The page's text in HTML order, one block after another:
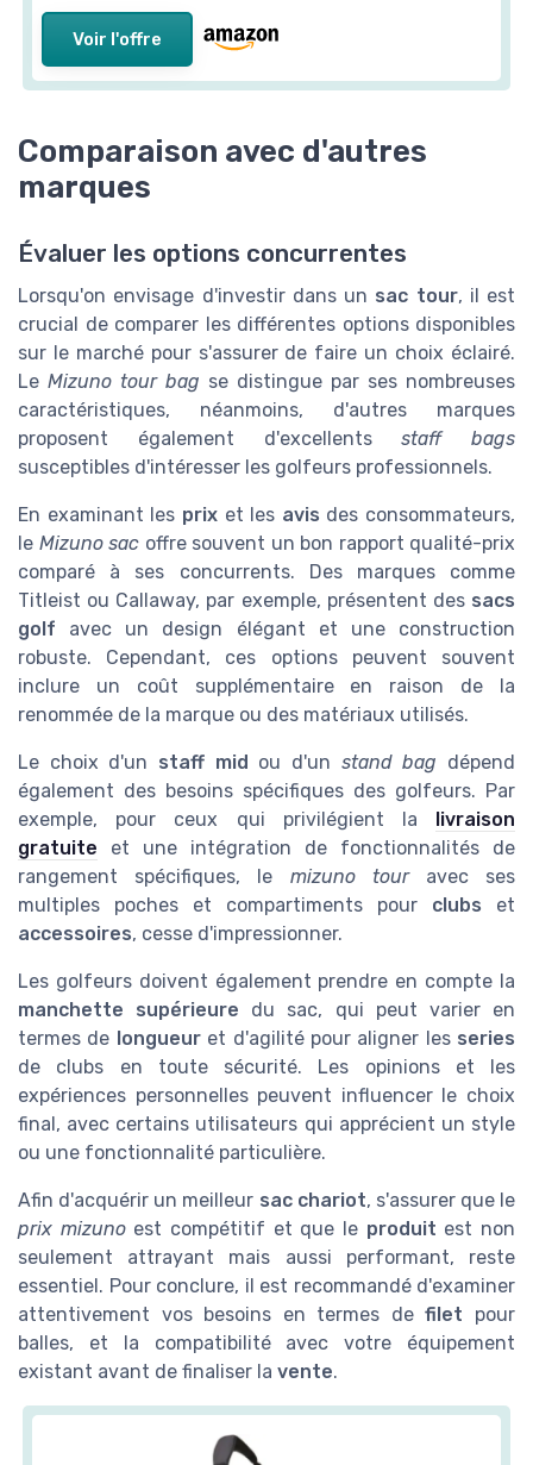
Voir l'offre
Comparaison avec d'autres
marques
Évaluer les options concurrentes
Lorsqu'on envisage d'investir dans un sac tour, il est
crucial de comparer les différentes options disponibles
sur le marché pour s'assurer de faire un choix éclairé.
Le Mizuno tour bag se distingue par ses nombreuses
caractéristiques, néanmoins, d'autres marques
proposent également d'excellentsstaff bags
susceptibles d'intéresser les golfeurs professionnels.
En examinant les prixet les avis des consommateurs,
le Mizuno sac offre souvent un bon rapport qualité-prix
comparé à ses concurrents. Des marques comme
Titleist ou Callaway, par exemple, présentent des sacs
golf avec un design élégant et une construction
robuste. Cependant, ces options peuvent souvent
inclure un coût supplémentaire en raison de la
renommée de la marque ou des matériaux utilisés.
Le choix d'un staff mid ou d'un stand bag dépend
également des besoins spécifiques des golfeurs. Par
exemple, pour ceux qui privilégient la livraison
gratuite et une intégration de fonctionnalités de
rangement spécifiques, le mizuno touravec ses
multiples poches et compartiments pour clubs et
accessoires, cesse d'impressionner.
Les golfeurs doivent également prendre en compte la
manchette supérieure du sac, qui peut varier en
termes de longueuret d'agilité pour aligner les series
de clubs en toute sécurité. Les opinions et les
expériences personnelles peuvent influencer le choix
final, avec certains utilisateurs qui apprécient un style
ou une fonctionnalité particulière.
Afin d'acquérir un meilleur sac chariot, s'assurer que le
prix mizunoest compétitif et que le produit est non
seulement attrayant mais aussi performant, reste
essentiel. Pour conclure, il est recommandé d'examiner
attentivement vos besoins en termes defilet pour
balles, et la compatibilité avec votre équipement
existant avant de finaliser la vente.